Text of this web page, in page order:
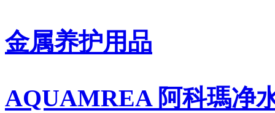
金属养护用品
AQUAMREA 阿科瑪净